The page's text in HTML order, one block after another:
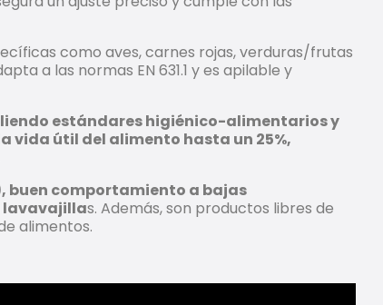
como aves, carnes rojas, verduras/frutas
a las normas EN 631.1 y es apilable y
estándares higiénico-alimentarios y
vida útil del alimento hasta un 25%,
buen comportamiento a bajas
lavavajillas. Además, son productos libres de
alimentos.